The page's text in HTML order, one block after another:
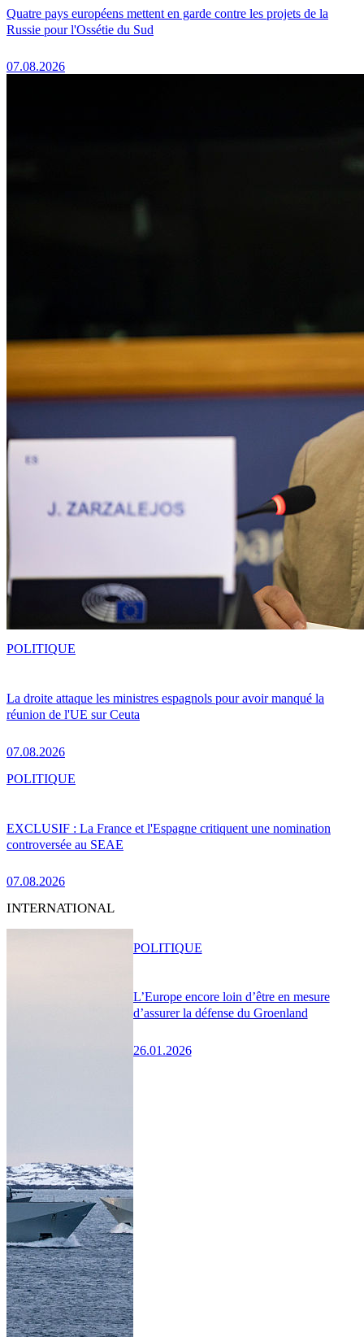
Quatre pays européens mettent en garde contre les projets de la
Russie pour l'Ossétie du Sud
07.08.2026
La droite attaque les ministres espagnols pour avoir manqué la
réunion de l'UE sur Ceuta
07.08.2026
POLITIQUE
EXCLUSIF : La France et l'Espagne critiquent une nomination
controversée au SEAE
07.08.2026
POLITIQUE
INTERNATIONAL
L’Europe encore loin d’être en mesure
d’assurer la défense du Groenland
26.01.2026
POLITIQUE